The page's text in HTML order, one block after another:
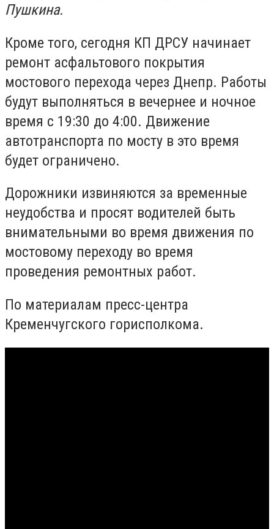
Пушкина.
Кроме того, сегодня КП ДРСУ начинает
ремонт асфальтового покрытия
мостового перехода через Днепр. Работы
будут выполняться в вечернее и ночное
время с 19:30 до 4:00. Движение
автотранспорта по мосту в это время
будет ограничено.
Дорожники извиняются за временные
неудобства и просят водителей быть
внимательными во время движения по
мостовому переходу во время
проведения ремонтных работ.
По материалам пресс-центра
Кременчугского горисполкома.